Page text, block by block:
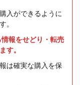
入ができるように
。
報をせどり・転売
す。
は確実な購入を保